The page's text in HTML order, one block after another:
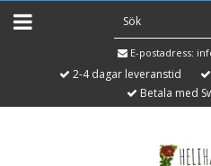
E-postadress:
2-4 dagar leveranstid
Betala med